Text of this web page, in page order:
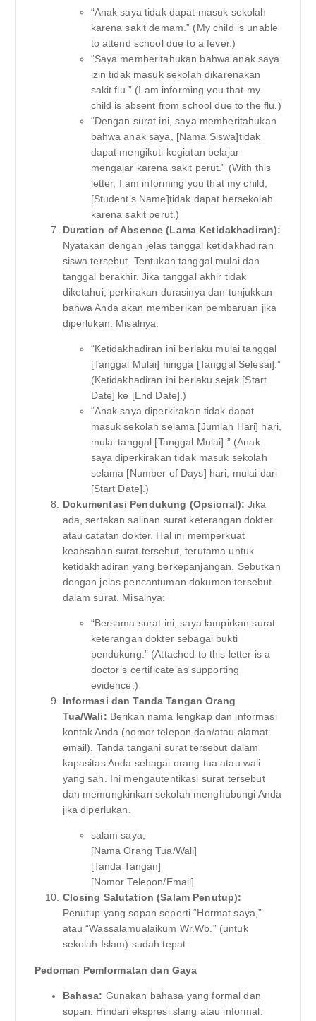
“Anak saya tidak dapat masuk sekolah
karena sakit demam.” (My child is unable
to attend school due to a fever.)
“Saya memberitahukan bahwa anak saya
izin tidak masuk sekolah dikarenakan
sakit flu.” (I am informing you that my
child is absent from school due to the flu.)
“Dengan surat ini, saya memberitahukan
bahwa anak saya, [Nama Siswa]tidak
dapat mengikuti kegiatan belajar
mengajar karena sakit perut.” (With this
letter, I am informing you that my child,
[Student’s Name]tidak dapat bersekolah
karena sakit perut.)
Duration of Absence (Lama Ketidakhadiran):
Nyatakan dengan jelas tanggal ketidakhadiran
siswa tersebut. Tentukan tanggal mulai dan
tanggal berakhir. Jika tanggal akhir tidak
diketahui, perkirakan durasinya dan tunjukkan
bahwa Anda akan memberikan pembaruan jika
diperlukan. Misalnya:
“Ketidakhadiran ini berlaku mulai tanggal
[Tanggal Mulai] hingga [Tanggal Selesai].”
(Ketidakhadiran ini berlaku sejak [Start
Date] ke [End Date].)
“Anak saya diperkirakan tidak dapat
masuk sekolah selama [Jumlah Hari] hari,
mulai tanggal [Tanggal Mulai].” (Anak
saya diperkirakan tidak masuk sekolah
selama [Number of Days] hari, mulai dari
[Start Date].)
Dokumentasi Pendukung (Opsional): Jika
ada, sertakan salinan surat keterangan dokter
atau catatan dokter. Hal ini memperkuat
keabsahan surat tersebut, terutama untuk
ketidakhadiran yang berkepanjangan. Sebutkan
dengan jelas pencantuman dokumen tersebut
dalam surat. Misalnya:
“Bersama surat ini, saya lampirkan surat
keterangan dokter sebagai bukti
pendukung.” (Attached to this letter is a
doctor’s certificate as supporting
evidence.)
Informasi dan Tanda Tangan Orang
Tua/Wali: Berikan nama lengkap dan informasi
kontak Anda (nomor telepon dan/atau alamat
email). Tanda tangani surat tersebut dalam
kapasitas Anda sebagai orang tua atau wali
yang sah. Ini mengautentikasi surat tersebut
dan memungkinkan sekolah menghubungi Anda
jika diperlukan.
salam saya,
[Nama Orang Tua/Wali]
[Tanda Tangan]
[Nomor Telepon/Email]
Closing Salutation (Salam Penutup):
Penutup yang sopan seperti “Hormat saya,”
atau “Wassalamualaikum Wr.Wb.” (untuk
sekolah Islam) sudah tepat.
Pedoman Pemformatan dan Gaya
Bahasa: Gunakan bahasa yang formal dan
sopan. Hindari ekspresi slang atau informal.